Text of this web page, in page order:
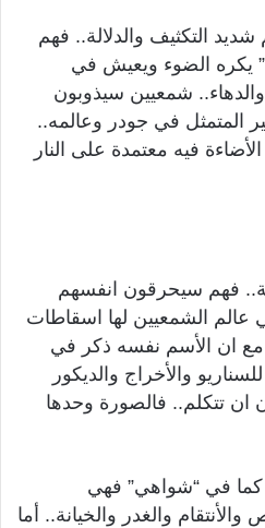
التكثيف والدلالة.. فهم
يكره الضوء ويعيش في
شمعيين سيذوبون
المتمثل في جودر وعالمه..
فيه معتمدة على النار
فهم سيحرقون انفسهم
عالم الشمعيين لها اسقاطات
مع ان الأسم نفسه ذكر في
والأخراج والديكور
ان تتكلم.. فالصورة وحدها
كما في “شواهي” فهي
والغدر والخيانة.. أما